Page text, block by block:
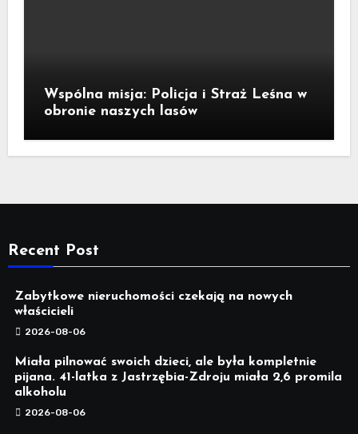
Wspólna misja: Policja i Straż Leśna w
obronie naszych lasów
Recent Post
Zabytkowe nieruchomości czekają na nowych
właścicieli
2026-08-06
Miała pilnować swoich dzieci, ale była kompletnie
pijana. 41-latka z Jastrzębia-Zdroju miała 2,6 promila
alkoholu
2026-08-06